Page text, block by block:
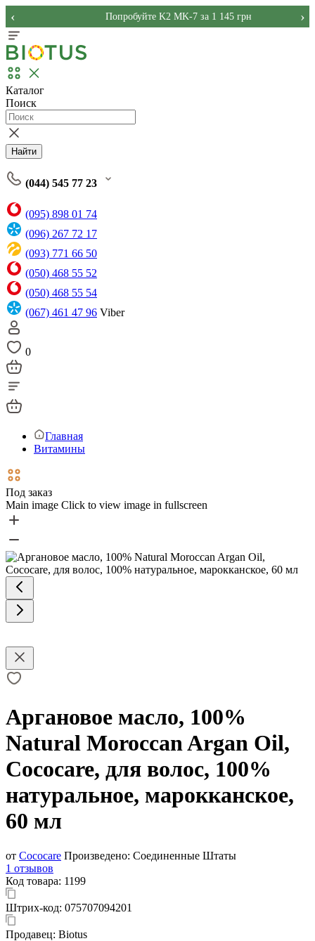
Попробуйте K2 MK-7 за 1 145 грн
‹ ›
Каталог
Поиск
Найти
(044) 545 77 23
(095) 898 01 74
(096) 267 72 17
(093) 771 66 50
(050) 468 55 52
(050) 468 55 54
(067) 461 47 96 Viber
0
Главная
Витамины
Под заказ
Main image Click to view image in fullscreen
Аргановое масло, 100%
Natural Moroccan Argan Oil,
Cococare, для волос, 100%
натуральное, марокканское,
60 мл
от Cococare Произведено: Соединенные Штаты
1 отзывов
Код товара: 1199
Штрих-код: 075707094201
Продавец: Biotus